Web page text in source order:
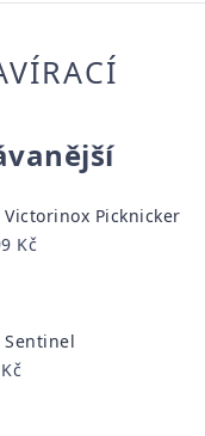
Victorinox Picknicker
Kč
Sentinel